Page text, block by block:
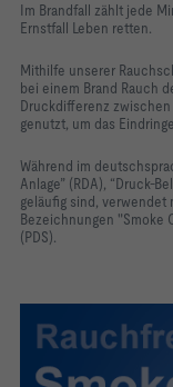
Im Brandfall zählt jede
Ernstfall Leben retten.
Mithilfe unserer
bei einem Brand Rauch
Druckdifferenz
genutzt, um das
Während im
Anlage” (RDA), “Druck-
geläufig sind, verwendet
Bezeichnungen "Smoke
(PDS).